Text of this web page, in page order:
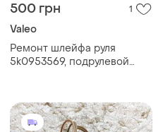
500 грн 1
Valeo
Ремонт шлейфа руля
5k0953569, подрулевой